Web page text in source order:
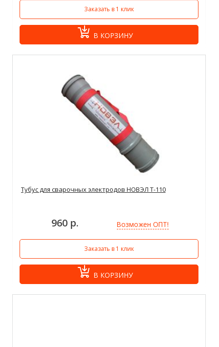
Заказать в 1 клик
В КОРЗИНУ
Тубус для сварочных электродов НОВЭЛ Т-110
960 р. Возможен ОПТ!
Заказать в 1 клик
В КОРЗИНУ